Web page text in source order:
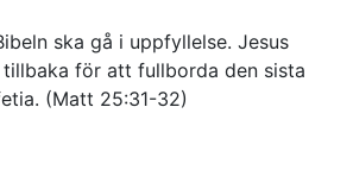
ska gå i uppfyllelse. Jesus
för att fullborda den sista
(Matt 25:31-32)